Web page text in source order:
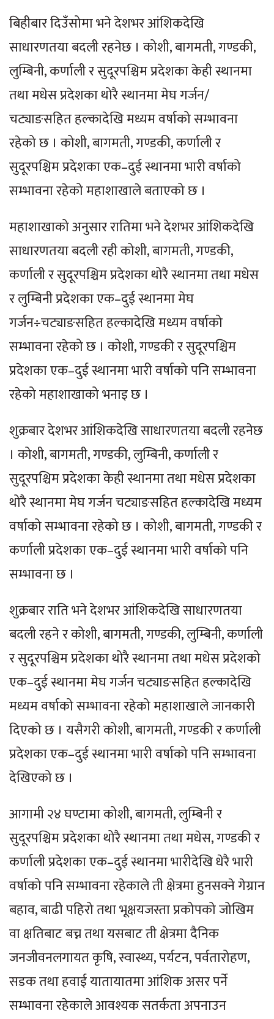
बिहीबार दिउँसोमा भने देशभर आंशिकदेखि
साधारणतया बदली रहनेछ । कोशी, बागमती, गण्डकी,
लुम्बिनी, कर्णाली र सुदूरपश्चिम प्रदेशका केही स्थानमा
तथा मधेस प्रदेशका थोरै स्थानमा मेघ गर्जन/
चट्याङसहित हल्कादेखि मध्यम वर्षाको सम्भावना
रहेको छ । कोशी, बागमती, गण्डकी, कर्णाली र
सुदूरपश्चिम प्रदेशका एक–दुई स्थानमा भारी वर्षाको
सम्भावना रहेको महाशाखाले बताएको छ ।
महाशाखाको अनुसार रातिमा भने देशभर आंशिकदेखि
साधारणतया बदली रही कोशी, बागमती, गण्डकी,
कर्णाली र सुदूरपश्चिम प्रदेशका थोरै स्थानमा तथा मधेस
र लुम्बिनी प्रदेशका एक–दुई स्थानमा मेघ
गर्जन÷चट्याङसहित हल्कादेखि मध्यम वर्षाको
सम्भावना रहेको छ । कोशी, गण्डकी र सुदूरपश्चिम
प्रदेशका एक–दुई स्थानमा भारी वर्षाको पनि सम्भावना
रहेको महाशाखाको भनाइ छ ।
शुक्रबार देशभर आंशिकदेखि साधारणतया बदली रहनेछ
। कोशी, बागमती, गण्डकी, लुम्बिनी, कर्णाली र
सुदूरपश्चिम प्रदेशका केही स्थानमा तथा मधेस प्रदेशका
थोरै स्थानमा मेघ गर्जन चट्याङसहित हल्कादेखि मध्यम
वर्षाको सम्भावना रहेको छ । कोशी, बागमती, गण्डकी र
कर्णाली प्रदेशका एक–दुई स्थानमा भारी वर्षाको पनि
सम्भावना छ ।
शुक्रबार राति भने देशभर आंशिकदेखि साधारणतया
बदली रहने र कोशी, बागमती, गण्डकी, लुम्बिनी, कर्णाली
र सुदूरपश्चिम प्रदेशका थोरै स्थानमा तथा मधेस प्रदेशको
एक–दुई स्थानमा मेघ गर्जन चट्याङसहित हल्कादेखि
मध्यम वर्षाको सम्भावना रहेको महाशाखाले जानकारी
दिएको छ । यसैगरी कोशी, बागमती, गण्डकी र कर्णाली
प्रदेशका एक–दुई स्थानमा भारी वर्षाको पनि सम्भावना
देखिएको छ ।
आगामी २४ घण्टामा कोशी, बागमती, लुम्बिनी र
सुदूरपश्चिम प्रदेशका थोरै स्थानमा तथा मधेस, गण्डकी र
कर्णाली प्रदेशका एक–दुई स्थानमा भारीदेखि धेरै भारी
वर्षाको पनि सम्भावना रहेकाले ती क्षेत्रमा हुनसक्ने गेग्रान
बहाव, बाढी पहिरो तथा भूक्षयजस्ता प्रकोपको जोखिम
वा क्षतिबाट बच्न तथा यसबाट ती क्षेत्रमा दैनिक
जनजीवनलगायत कृषि, स्वास्थ्य, पर्यटन, पर्वतारोहण,
सडक तथा हवाई यातायातमा आंशिक असर पर्ने
सम्भावना रहेकाले आवश्यक सतर्कता अपनाउन